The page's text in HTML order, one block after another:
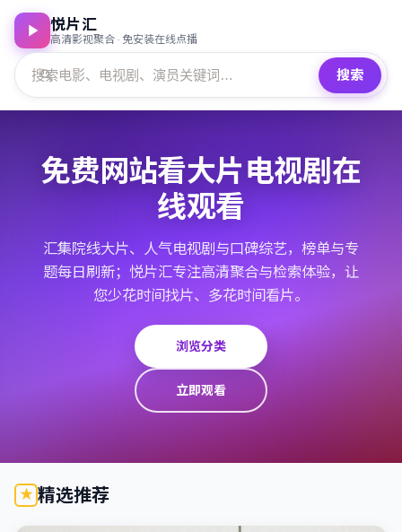
悦片汇
高清影视聚合 · 免安装在线点播
搜索
免费网站看大片电视剧在
线观看
汇集院线大片、人气电视剧与口碑综艺，榜单与专
题每日刷新；悦片汇专注高清聚合与检索体验，让
您少花时间找片、多花时间看片。
浏览分类
立即观看
精选推荐